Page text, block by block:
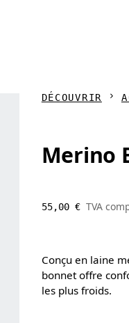
DÉCOUVRIR
Merino
55,00 € TVA
Conçu en laine
bonnet offre
les plus froids.